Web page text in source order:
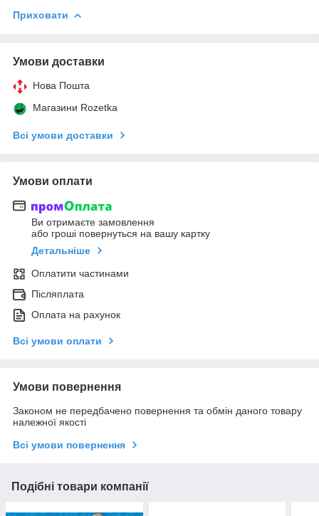
Приховати
Умови доставки
Нова Пошта
Магазини Rozetka
Всі умови доставки
Умови оплати
Ви отримаєте замовлення
або гроші повернуться на вашу картку
Детальніше
Оплатити частинами
Післяплата
Оплата на рахунок
Всі умови оплати
Умови повернення
Законом не передбачено повернення та обмін даного товару
належної якості
Всі умови повернення
Подібні товари компанії